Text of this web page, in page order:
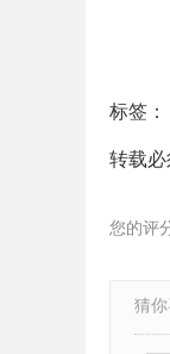
标签：
转载必
您的评
猜